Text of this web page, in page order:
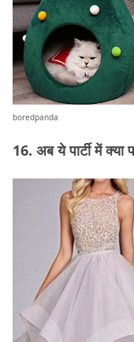
boredpanda
16. अब ये पार्टी में क्या